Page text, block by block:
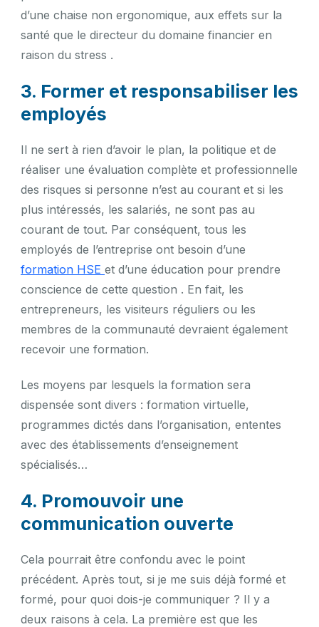
d’une chaise non ergonomique, aux effets sur la
santé que le directeur du domaine financier en
raison du stress .
3. Former et responsabiliser les
employés
Il ne sert à rien d’avoir le plan, la politique et de
réaliser une évaluation complète et professionnelle
des risques si personne n’est au courant et si les
plus intéressés, les salariés, ne sont pas au
courant de tout. Par conséquent, tous les
employés de l’entreprise ont besoin d’une
formation HSE et d’une éducation pour prendre
conscience de cette question . En fait, les
entrepreneurs, les visiteurs réguliers ou les
membres de la communauté devraient également
recevoir une formation.
Les moyens par lesquels la formation sera
dispensée sont divers : formation virtuelle,
programmes dictés dans l’organisation, ententes
avec des établissements d’enseignement
spécialisés…
4. Promouvoir une
communication ouverte
Cela pourrait être confondu avec le point
précédent. Après tout, si je me suis déjà formé et
formé, pour quoi dois-je communiquer ? Il y a
deux raisons à cela. La première est que les